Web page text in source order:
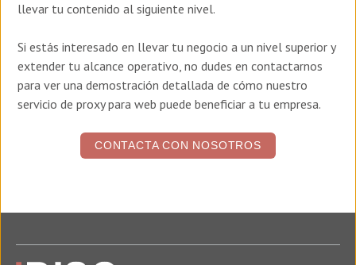
llevar tu contenido al siguiente nivel.
Si estás interesado en llevar tu negocio a un nivel superior y
extender tu alcance operativo, no dudes en contactarnos
para ver una demostración detallada de cómo nuestro
servicio de proxy para web puede beneficiar a tu empresa.
CONTACTA CON NOSOTROS